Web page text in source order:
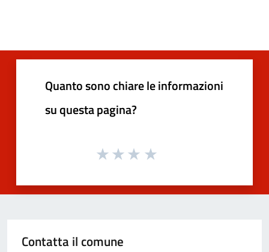
Quanto sono chiare le informazioni
su questa pagina?
Contatta il comune